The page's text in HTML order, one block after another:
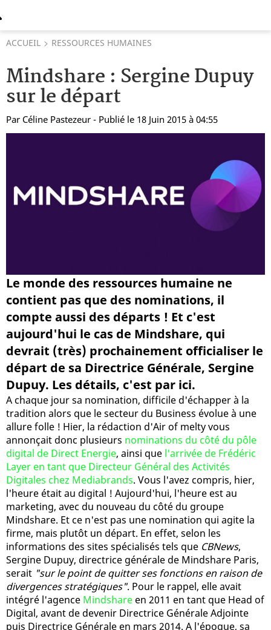
ACCUEIL RESSOURCES HUMAINES
Mindshare : Sergine Dupuy
sur le départ
Par Céline Pastezeur - Publié le 18 Juin 2015 à 04:55
Le monde des ressources humaine ne
contient pas que des nominations, il
compte aussi des départs ! Et c'est
aujourd'hui le cas de Mindshare, qui
devrait (très) prochainement officialiser le
départ de sa Directrice Générale, Sergine
Dupuy. Les détails, c'est par ici.
A chaque jour sa nomination, difficile d'échapper à la
tradition alors que le secteur du Business évolue à une
allure folle ! Hier, la rédaction d'Air of melty vous
annonçait donc plusieurs nominations du côté du pôle
digital de Direct Energie, ainsi que l'arrivée de Frédéric
Layer en tant que Directeur Général des Activités
Digitales chez Mediabrands. Vous l'avez compris, hier,
l'heure était au digital ! Aujourd'hui, l'heure est au
marketing, avec du nouveau du côté du groupe
Mindshare. Et ce n'est pas une nomination qui agite la
firme, mais plutôt un départ. En effet, selon les
informations des sites spécialisés tels que CBNews,
Sergine Dupuy, directrice générale de Mindshare Paris,
serait "sur le point de quitter ses fonctions en raison de
divergences stratégiques". Pour le rappel, elle avait
intégré l'agence Mindshare en 2011 en tant que Head of
Digital, avant de devenir Directrice Générale Adjointe
puis Directrice Générale en mars 2014. A l'époque, sa